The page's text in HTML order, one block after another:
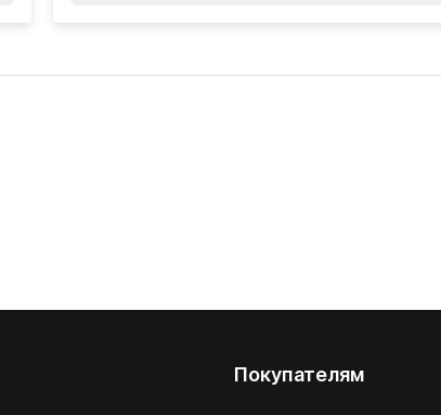
Покупателям